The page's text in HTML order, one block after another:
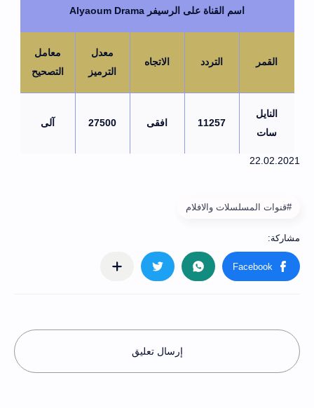
اسم القناة على الرسيفر Alyaoum Drama
القمر التردد الاتجاه
معدل
الترميز
معامل
التصحيح
النايل
سات
11257 افقى 27500 آلى
#قنوات المسلسلات والافلام
إرسال تعليق